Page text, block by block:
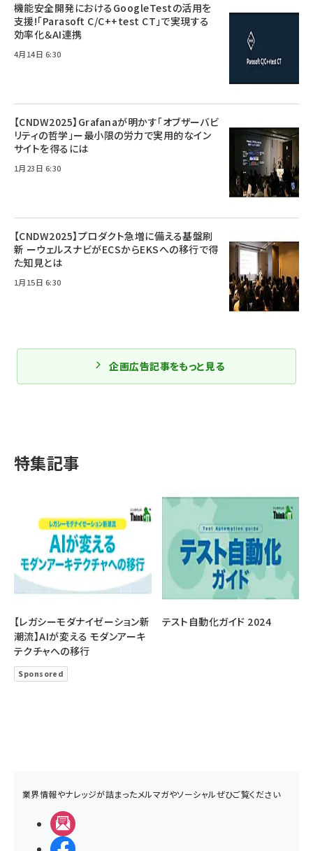
機能安全開発におけるGoogleTestの活用を
支援!「Parasoft C/C++test CT」で実現する
効率化＆AI連携
4月14日 6:30
【CNDW2025】Grafanaが明かす「オブザーバビ
リティの哲学」ー最小限の労力で実用的なイン
サイトを得るには
1月23日 6:30
【CNDW2025】プロダクト急増に備える基盤刷
新 ーウェルスナビがECSからEKSへの移行で得
た知見とは
1月15日 6:30
企画広告記事をもっと見る
業界情報やナレッジが詰まったメルマガやソーシャルぜひご覧ください
特集記事
【レガシーモダナイゼーション新
潮流】AIが変える モダンアーキ
テクチャへの移行
Sponsored
テスト自動化ガイド 2024